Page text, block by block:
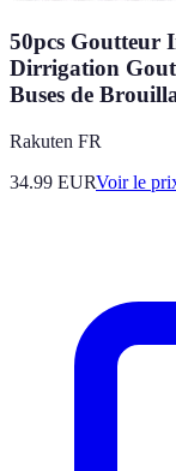
50pcs Goutteur
Dirrigation
Buses de
Rakuten FR
34.99 EURVoir le